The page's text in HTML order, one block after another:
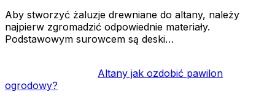
Aby stworzyć żaluzje drewniane do altany, należy
najpierw zgromadzić odpowiednie materiały.
Podstawowym surowcem są deski…
Altany jak ozdobić pawilon
ogrodowy?